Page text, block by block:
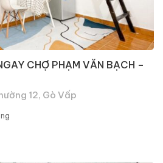
CHỢ PHẠM VĂN BẠCH –
12, Gò Vấp